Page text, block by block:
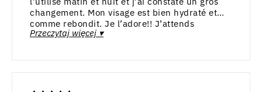
changement. Mon visage est bien hydraté et
comme rebondit. Je l’adore!! J’attends
impatiemment la disponibilité du sérum.
Przeczytaj więcej ▾